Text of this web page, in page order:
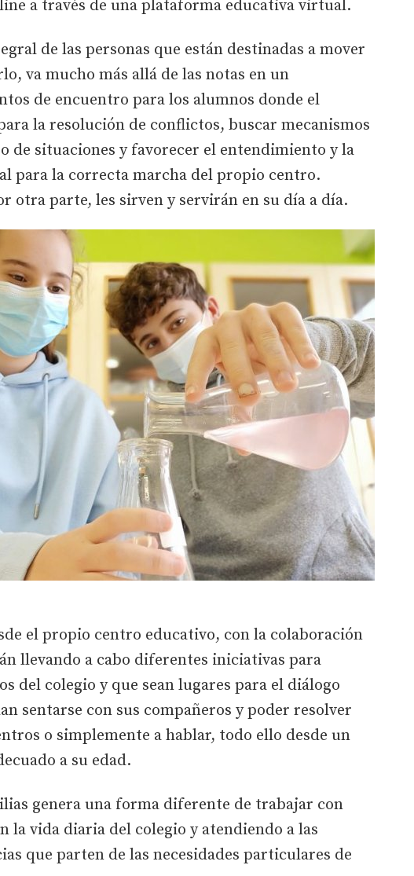
a través de una plataforma educativa virtual.
de las personas que están destinadas a mover
va mucho más allá de las notas en un
de encuentro para los alumnos donde el
la resolución de conflictos, buscar mecanismos
de situaciones y favorecer el entendimiento y la
para la correcta marcha del propio centro.
otra parte, les sirven y servirán en su día a día.
el propio centro educativo, con la colaboración
llevando a cabo diferentes iniciativas para
del colegio y que sean lugares para el diálogo
sentarse con sus compañeros y poder resolver
o simplemente a hablar, todo ello desde un
a su edad.
genera una forma diferente de trabajar con
la vida diaria del colegio y atendiendo a las
que parten de las necesidades particulares de